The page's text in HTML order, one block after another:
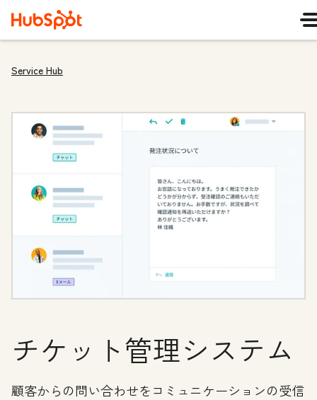
Service Hub
チケット管理システム
顧客からの問い合わせをコミュニケーションの受信